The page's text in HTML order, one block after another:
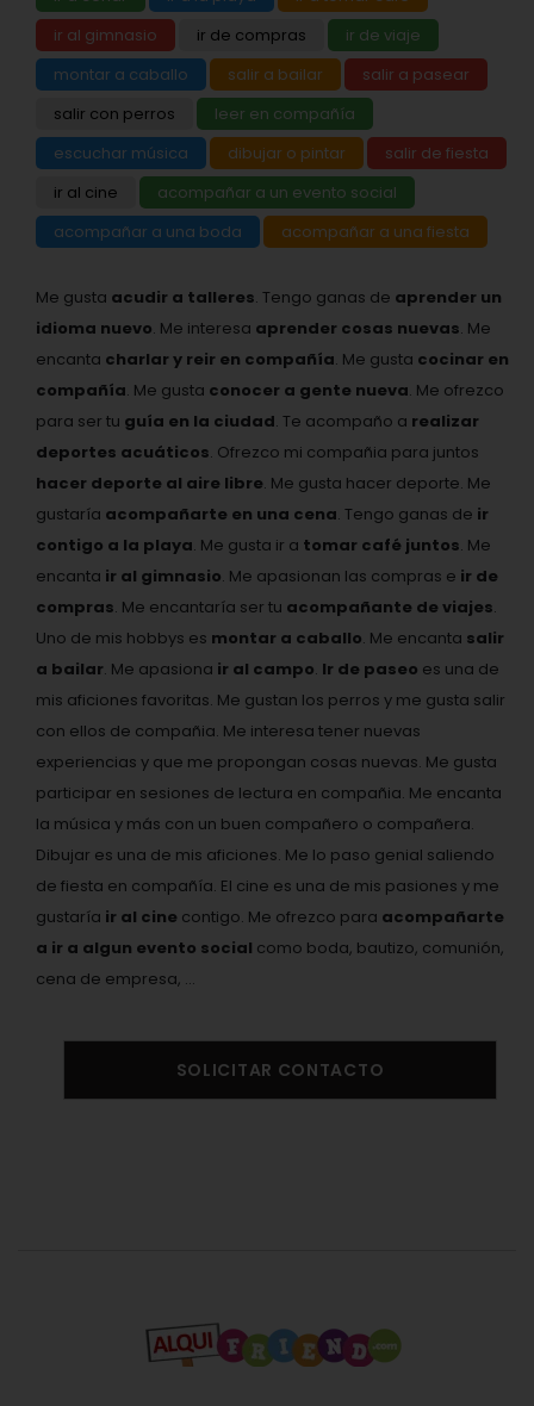
ir al gimnasio
ir de compras
ir de viaje
montar a caballo
salir a bailar
salir a pasear
salir con perros
leer en compañía
escuchar música
dibujar o pintar
salir de fiesta
ir al cine
acompañar a un evento social
acompañar a una boda
acompañar a una fiesta
Me gusta acudir a talleres. Tengo ganas de aprender un
idioma nuevo. Me interesa aprender cosas nuevas. Me
encanta charlar y reir en compañía. Me gusta cocinar en
compañía. Me gusta conocer a gente nueva. Me ofrezco
para ser tu guía en la ciudad. Te acompaño a realizar
deportes acuáticos. Ofrezco mi compañia para juntos
hacer deporte al aire libre. Me gusta hacer deporte. Me
gustaría acompañarte en una cena. Tengo ganas de ir
contigo a la playa. Me gusta ir a tomar café juntos. Me
encanta ir al gimnasio. Me apasionan las compras e ir de
compras. Me encantaría ser tu acompañante de viajes.
Uno de mis hobbys es montar a caballo. Me encanta salir
a bailar. Me apasiona ir al campo. Ir de paseo es una de
mis aficiones favoritas. Me gustan los perros y me gusta salir
con ellos de compañia. Me interesa tener nuevas
experiencias y que me propongan cosas nuevas. Me gusta
participar en sesiones de lectura en compañia. Me encanta
la música y más con un buen compañero o compañera.
Dibujar es una de mis aficiones. Me lo paso genial saliendo
de fiesta en compañía. El cine es una de mis pasiones y me
gustaría ir al cine contigo. Me ofrezco para acompañarte
a ir a algun evento social como boda, bautizo, comunión,
cena de empresa, ...
SOLICITAR CONTACTO